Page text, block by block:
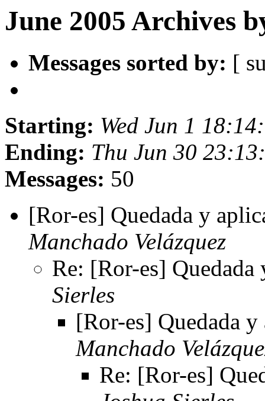
June 2005 Archives
Messages sorted by: [
Starting: Wed Jun 1
Ending: Thu Jun 30
Messages: 50
[Ror-es] Quedada y
Manchado Velázquez
Re: [Ror-es]
Sierles
[Ror-es] Quedada
Manchado
Re: [Ror-es]